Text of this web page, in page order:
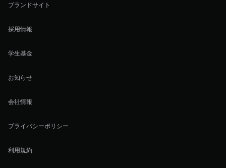
ブランドサイト
採用情報
学生基金
お知らせ
会社情報
プライバシーポリシー
利用規約